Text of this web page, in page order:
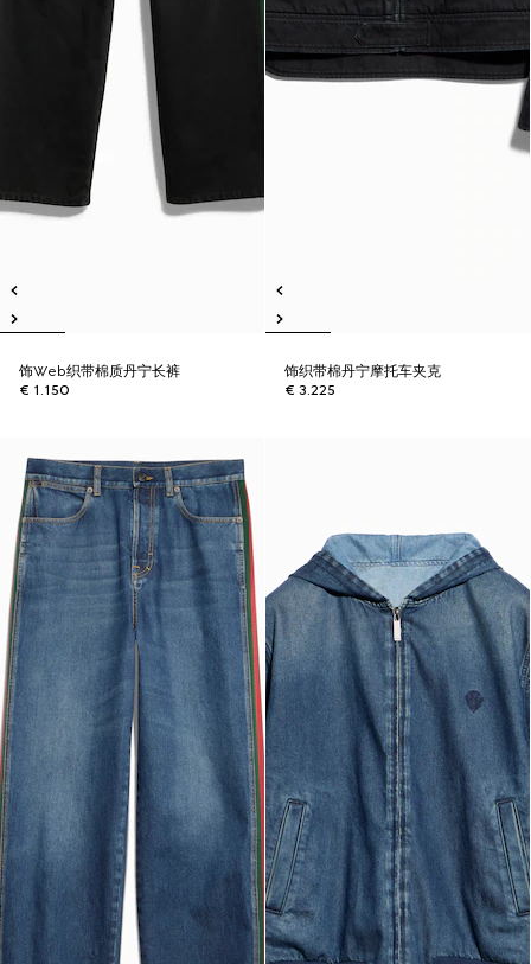
饰Web织带棉质丹宁长裤
€ 1.150
饰织带棉丹宁摩托车夹克
€ 3.225